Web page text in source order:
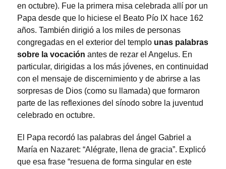
en octubre). Fue la primera misa celebrada allí por un
Papa desde que lo hiciese el Beato Pío IX hace 162
años. También dirigió a los miles de personas
congregadas en el exterior del templo unas palabras
sobre la vocación antes de rezar el Angelus. En
particular, dirigidas a los más jóvenes, en continuidad
con el mensaje de discernimiento y de abrirse a las
sorpresas de Dios (como su llamada) que formaron
parte de las reflexiones del sínodo sobre la juventud
celebrado en octubre.
El Papa recordó las palabras del ángel Gabriel a
María en Nazaret: “Alégrate, llena de gracia”. Explicó
que esa frase “resuena de forma singular en este